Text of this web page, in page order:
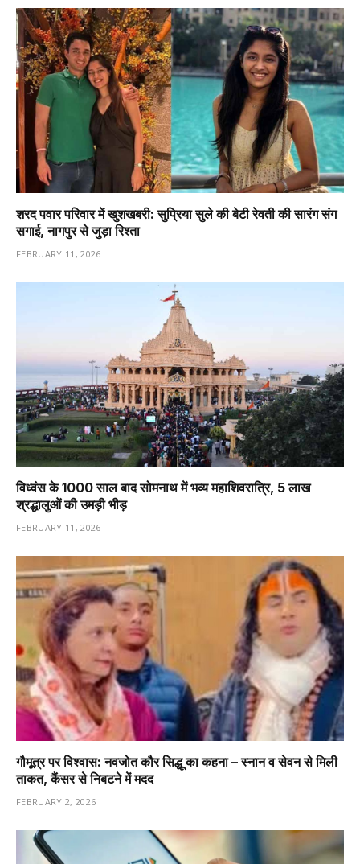
शरद पवार परिवार में खुशखबरी: सुप्रिया सुले की बेटी रेवती की सारंग संग
सगाई, नागपुर से जुड़ा रिश्ता
FEBRUARY 11, 2026
विध्वंस के 1000 साल बाद सोमनाथ में भव्य महाशिवरात्रि, 5 लाख
श्रद्धालुओं की उमड़ी भीड़
FEBRUARY 11, 2026
गौमूत्र पर विश्वास: नवजोत कौर सिद्धू का कहना – स्नान व सेवन से मिली
ताकत, कैंसर से निबटने में मदद
FEBRUARY 2, 2026